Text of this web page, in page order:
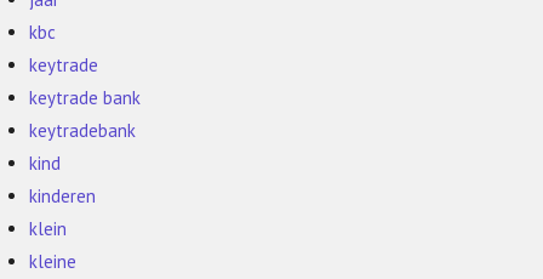
kbc
keytrade
keytrade bank
keytradebank
kind
kinderen
klein
kleine